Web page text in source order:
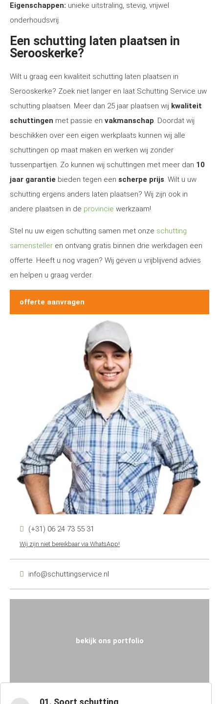
Eigenschappen: unieke uitstraling, stevig, vrijwel
onderhoudsvrij.
Een schutting laten plaatsen in
Serooskerke?
Wilt u graag een kwaliteit schutting laten plaatsen in
Serooskerke? Zoek niet langer en laat Schutting Service uw
schutting plaatsen. Meer dan 25 jaar plaatsen wij kwaliteit
schuttingen met passie en vakmanschap. Doordat wij
beschikken over een eigen werkplaats kunnen wij alle
schuttingen op maat maken en werken wij zonder
tussenpartijen. Zo kunnen wij schuttingen met meer dan 10
jaar garantie bieden tegen een scherpe prijs. Wilt u uw
schutting ergens anders laten plaatsen? Wij zijn ook in
andere plaatsen in de provincie werkzaam!
Stel nu uw eigen schutting samen met onze schutting
samensteller en ontvang gratis binnen drie werkdagen een
offerte. Heeft u nog vragen? Wij geven u vrijblijvend advies
en helpen u graag verder.
offerte aanvragen
(+31) 06 24 73 55 31
Wij zijn niet bereikbaar via WhatsApp!
info@schuttingservice.nl
bekijk ons portfolio
01. Soort schutting